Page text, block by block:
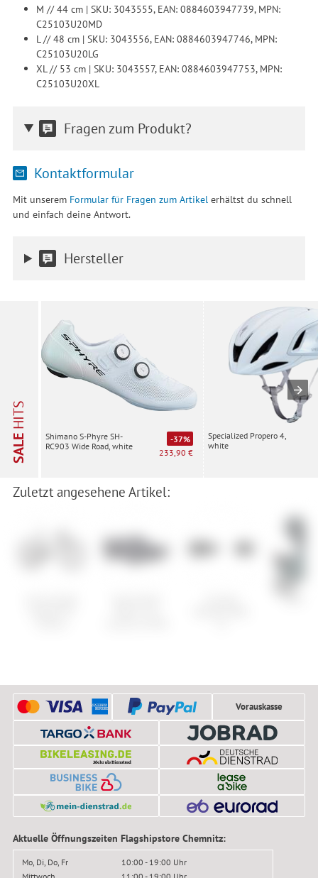
M // 44 cm | SKU: 3043555, EAN: 0884603947739, MPN:
C25103U20MD
L // 48 cm | SKU: 3043556, EAN: 0884603947746, MPN:
C25103U20LG
XL // 53 cm | SKU: 3043557, EAN: 0884603947753, MPN:
C25103U20XL
Fragen zum Produkt?
Kontaktformular
Mit unserem Formular für Fragen zum Artikel erhältst du schnell
und einfach deine Antwort.
Hersteller
SALE
HITS
Shimano S-Phyre SH-
RC903 Wide Road, white
-37%
233,90 €
Specialized Propero 4,
white
Zuletzt angesehene Artikel:
Vorauskasse
Aktuelle Öffnungszeiten Flagshipstore Chemnitz:
Mo, Di, Do, Fr
10:00 - 19:00 Uhr